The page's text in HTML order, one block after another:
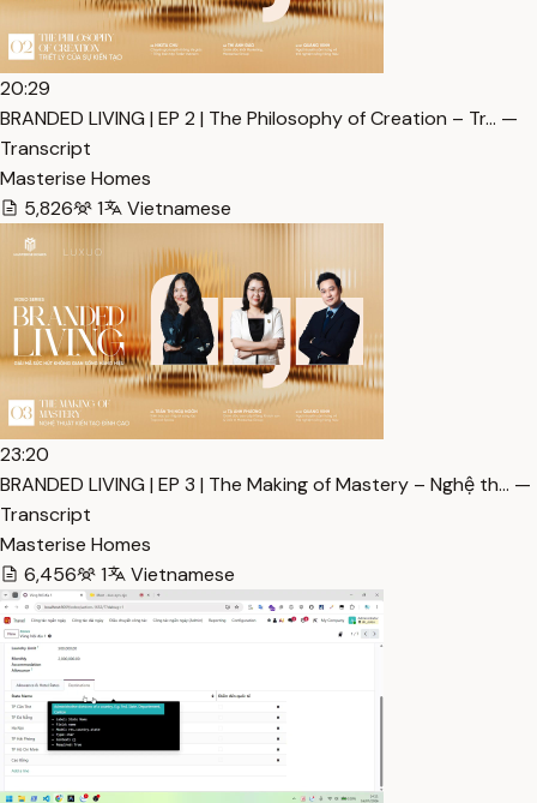
20:29
BRANDED LIVING | EP 2 | The Philosophy of Creation – Tr… —
Transcript
Masterise Homes
5,826
1 Vietnamese
23:20
BRANDED LIVING | EP 3 | The Making of Mastery – Nghệ th… —
Transcript
Masterise Homes
6,456
1 Vietnamese